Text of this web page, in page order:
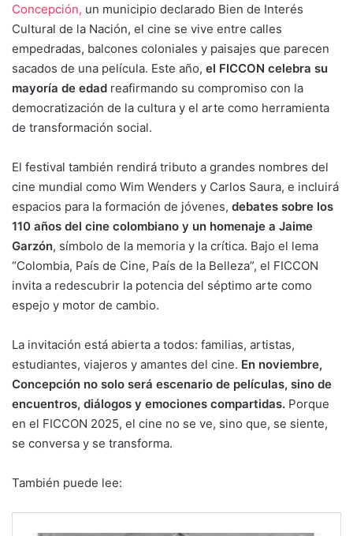
Concepción, un municipio declarado Bien de Interés
Cultural de la Nación, el cine se vive entre calles
empedradas, balcones coloniales y paisajes que parecen
sacados de una película. Este año, el FICCON celebra su
mayoría de edad reafirmando su compromiso con la
democratización de la cultura y el arte como herramienta
de transformación social.
El festival también rendirá tributo a grandes nombres del
cine mundial como Wim Wenders y Carlos Saura, e incluirá
espacios para la formación de jóvenes, debates sobre los
110 años del cine colombiano y un homenaje a Jaime
Garzón, símbolo de la memoria y la crítica. Bajo el lema
“Colombia, País de Cine, País de la Belleza”, el FICCON
invita a redescubrir la potencia del séptimo arte como
espejo y motor de cambio.
La invitación está abierta a todos: familias, artistas,
estudiantes, viajeros y amantes del cine. En noviembre,
Concepción no solo será escenario de películas, sino de
encuentros, diálogos y emociones compartidas. Porque
en el FICCON 2025, el cine no se ve, sino que, se siente,
se conversa y se transforma.
También puede lee: